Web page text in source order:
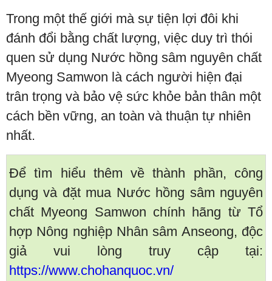
Trong một thế giới mà sự tiện lợi đôi khi
đánh đổi bằng chất lượng, việc duy trì thói
quen sử dụng Nước hồng sâm nguyên chất
Myeong Samwon là cách người hiện đại
trân trọng và bảo vệ sức khỏe bản thân một
cách bền vững, an toàn và thuận tự nhiên
nhất.
Để tìm hiểu thêm về thành phần, công
dụng và đặt mua Nước hồng sâm nguyên
chất Myeong Samwon chính hãng từ Tổ
hợp Nông nghiệp Nhân sâm Anseong, độc
giả vui lòng truy cập tại:
https://www.chohanquoc.vn/